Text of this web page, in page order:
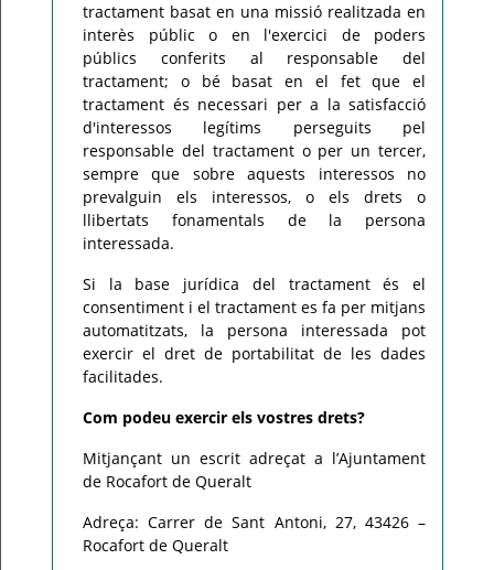
tractament basat en una missió realitzada en
interès públic o en l'exercici de poders
públics conferits al responsable del
tractament; o bé basat en el fet que el
tractament és necessari per a la satisfacció
d'interessos legítims perseguits pel
responsable del tractament o per un tercer,
sempre que sobre aquests interessos no
prevalguin els interessos, o els drets o
llibertats fonamentals de la persona
interessada.
Si la base jurídica del tractament és el
consentiment i el tractament es fa per mitjans
automatitzats, la persona interessada pot
exercir el dret de portabilitat de les dades
facilitades.
Com podeu exercir els vostres drets?
Mitjançant un escrit adreçat a l’Ajuntament
de Rocafort de Queralt
Adreça: Carrer de Sant Antoni, 27, 43426 –
Rocafort de Queralt